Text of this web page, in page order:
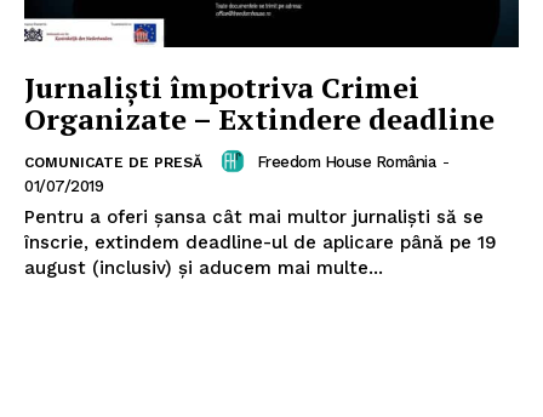
Jurnalişti împotriva Crimei
Organizate – Extindere deadline
COMUNICATE DE PRESĂ Freedom House România -
01/07/2019
Pentru a oferi șansa cât mai multor jurnaliști să se
înscrie, extindem deadline-ul de aplicare până pe 19
august (inclusiv) și aducem mai multe...